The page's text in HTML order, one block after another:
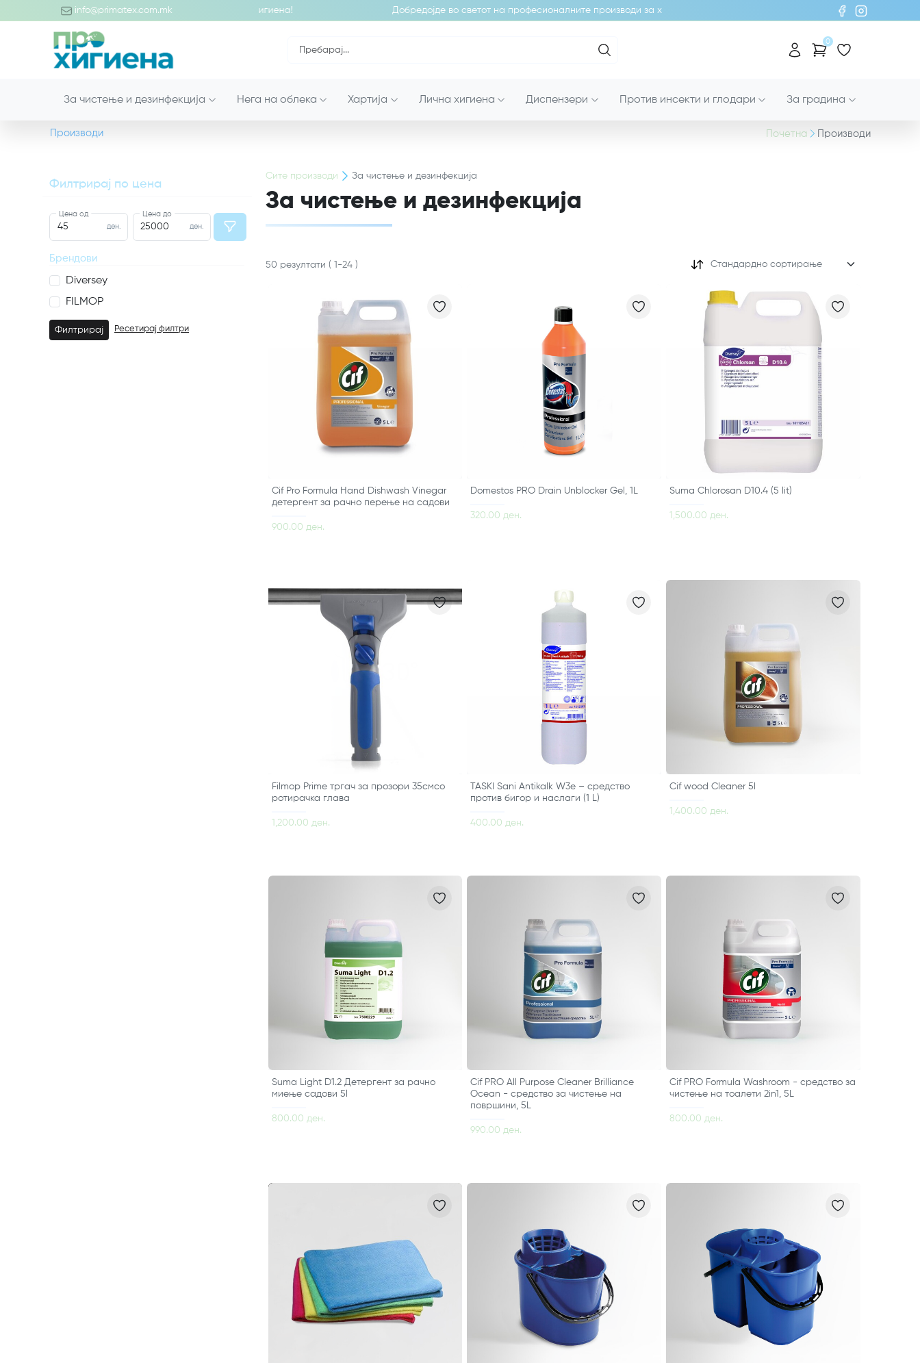
info@primatex.com.mk
во светот на професионалните производи за хигиена! Добредојде во светот на професионалните производи за хигиена!
0
За чистење и дезинфекција Нега на облека Хартија Лична хигиена Диспензери Против инсекти и глодари За градина
Производи Почетна Производи
Филтрирај по цена
ден.
Цена од
ден.
Цена до
Брендови
Diversey
FILMOP
Филтрирај Ресетирај филтри
Сите производи За чистење и дезинфекција
За чистење и дезинфекција
50 резултати ( 1 -24 ) Стандардно сортирање
Cif Pro Formula Hand Dishwash Vinegar
детергент за рачно перење на садови
900.00 ден.
Domestos PRO Drain Unblocker Gel, 1L
320.00 ден.
Suma Chlorosan D10.4 (5 lit)
1,500.00 ден.
Filmop Prime тргач за прозори 35смсо
ротирачка глава
1,200.00 ден.
TASKI Sani Antikalk W3e – средство
против бигор и наслаги (1 L)
400.00 ден.
Cif wood Cleaner 5l
1,400.00 ден.
Suma Light D1.2 Детергент за рачно
миење садови 5l
800.00 ден.
Cif PRO All Purpose Cleaner Brilliance
Ocean - средство за чистење на
површини, 5L
990.00 ден.
Cif PRO Formula Washroom - средство за
чистење на тоалети 2in1, 5L
800.00 ден.